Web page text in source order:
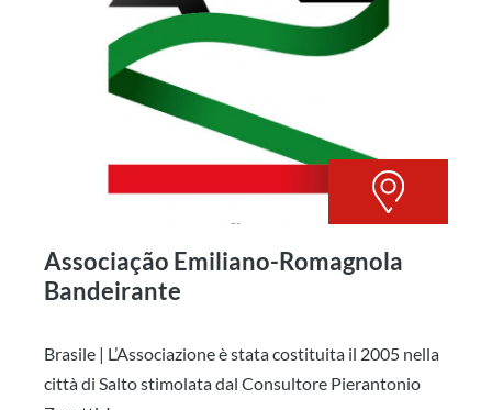
Associação Emiliano-Romagnola
Bandeirante
Brasile | L’Associazione è stata costituita il 2005 nella
città di Salto stimolata dal Consultore Pierantonio